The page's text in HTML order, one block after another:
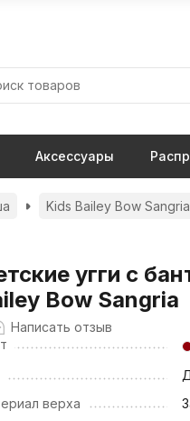
Аксессуары
Kids Bailey Bow Sangria
угги с
Bow Sangria
Написать отзыв
верха